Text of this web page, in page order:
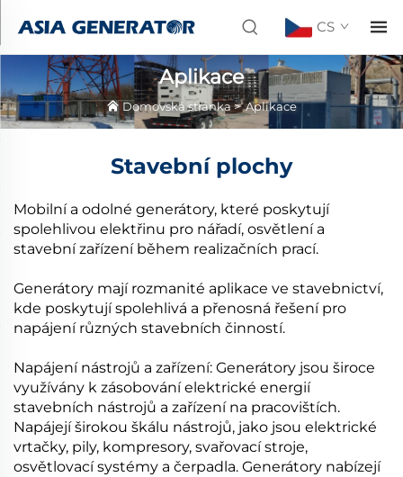
CS
Aplikace
Domovská stránka>Aplikace
Stavební plochy
Mobilní a odolné generátory, které poskytují
spolehlivou elektřinu pro nářadí, osvětlení a
stavební zařízení během realizačních prací.
Generátory mají rozmanité aplikace ve stavebnictví,
kde poskytují spolehlivá a přenosná řešení pro
napájení různých stavebních činností.
Napájení nástrojů a zařízení: Generátory jsou široce
využívány k zásobování elektrické energií
stavebních nástrojů a zařízení na pracovištích.
Napájejí širokou škálu nástrojů, jako jsou elektrické
vrtačky, pily, kompresory, svařovací stroje,
osvětlovací systémy a čerpadla. Generátory nabízejí